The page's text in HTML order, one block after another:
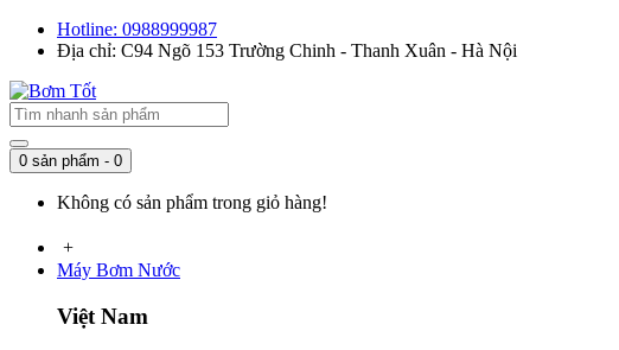
Hotline: 0988999987
Địa chỉ: C94 Ngõ 153 Trường Chinh - Thanh Xuân - Hà Nội
0 sản phẩm - 0
Không có sản phẩm trong giỏ hàng!
+
Máy Bơm Nước
Việt Nam